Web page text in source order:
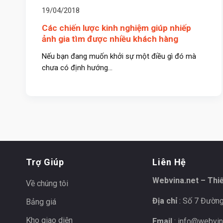
19/04/2018
Các chiến lược kinh nghiệm giúp nhiếp
ảnh gia tìm được nhiều khách hàng
Nếu bạn đang muốn khởi sự một điều gì đó mà
chưa có định hướng...
Trợ Giúp
Về chúng tôi
Bảng giá
Kho giao diện
Liên Hệ
Webvina.net –
Địa chỉ : Số 7